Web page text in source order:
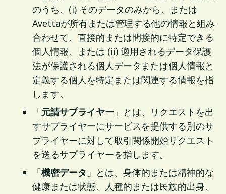
のうち、(i) そのデータのみから、または
Avettaが所有または管理する他の情報と組み
合わせて、直接的または間接的に特定できる
個人情報、または (ii) 適用されるデータ保護
法が保護される個人データまたは個人情報と
定義する個人を特定または関連する情報を指
します。
「元請サプライヤー 」とは、リクエストを出
すサプライヤーにサービスを提供する別のサ
プライヤーに対して取引関係開始リクエスト
を送るサプライヤーを指します。
「機密データ 」とは、身体的または精神的な
健康または状態、人種的または民族的出身、